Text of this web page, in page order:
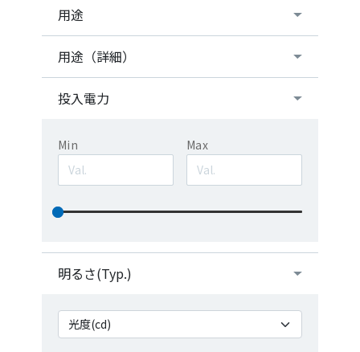
用途
用途（詳細）
投入電力
Min Max
明るさ(Typ.)